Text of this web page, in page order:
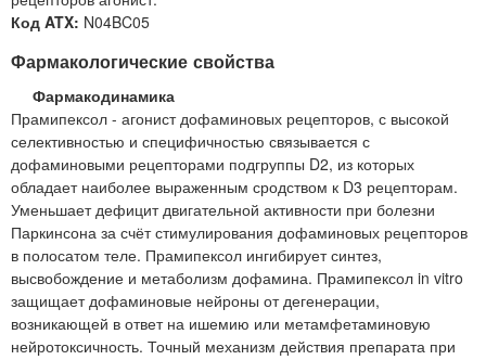
Код ATX: N04BC05
Фармакологические свойства
Фармакодинамика
Прамипексол - агонист дофаминовых рецепторов, с высокой
селективностью и специфичностью связывается с
дофаминовыми рецепторами подгруппы D2, из которых
обладает наиболее выраженным сродством к D3 рецепторам.
Уменьшает дефицит двигательной активности при болезни
Паркинсона за счёт стимулирования дофаминовых рецепторов
в полосатом теле. Прамипексол ингибирует синтез,
высвобождение и метаболизм дофамина. Прамипексол in vitro
защищает дофаминовые нейроны от дегенерации,
возникающей в ответ на ишемию или метамфетаминовую
нейротоксичность. Точный механизм действия препарата при